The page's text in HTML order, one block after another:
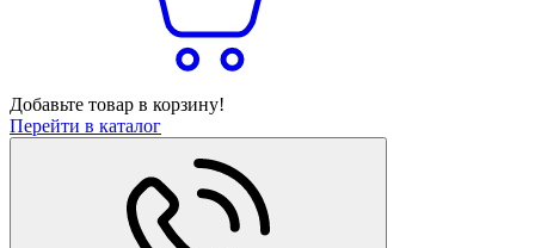
Добавьте товар в корзину!
Перейти в каталог